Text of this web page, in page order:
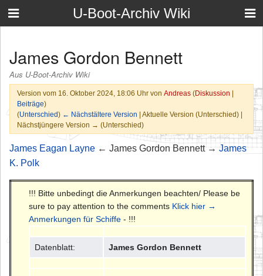
U-Boot-Archiv Wiki
James Gordon Bennett
Aus U-Boot-Archiv Wiki
Version vom 16. Oktober 2024, 18:06 Uhr von Andreas (Diskussion |
Beiträge)
(Unterschied) ← Nächstältere Version | Aktuelle Version (Unterschied) |
Nächstjüngere Version → (Unterschied)
James Eagan Layne ← James Gordon Bennett → James
K. Polk
!!! Bitte unbedingt die Anmerkungen beachten/ Please be
sure to pay attention to the comments Klick hier →
Anmerkungen für Schiffe - !!!
Datenblatt: James Gordon Bennett